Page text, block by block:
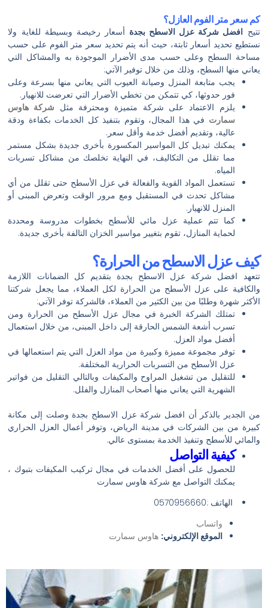
كم سعر متر الفوم العازل؟
تتيح افضل شركة عزل الاسطح بجدة أسعار رخيصة وبسيطة للغاية ولا
نستطيع تحديد أسعار ثابتة، حيث أنه يتم تحديد سعر متر الفوم على حسب
مساحة السطح وعلى حسب مدى الأضرار الموجودة به والمشاكل التي
يعاني منها السطح، وذلك من خلال توفير الآتي:
يجب متابعة المنزل وصيانة العيوب التي يعاني منها بسرعة وعلى
فور حدوثها، كي تتمكن من تخطي الأضرار التي تعرضت للانهيار.
يلزم الاعتماد على شركة متميزة ومحترفة مثل شركة هاوس
سمارت في هذا المجال، وتقوم بتنفيذ كل الخدمات بكفاءة ودقة
عالية، وتقديم أفضل خدمة وأقل سعر.
يمكنك تبديل كل المواسير المكسورة بأخرى جديدة بشكل مستمر
مما تقلل من التكاليف، في النهاية تخلصك من مشاكل تسربات
المياه.
تستعمل المواد القوية والفعالة في عزل الأسطح حتى تقلل من أي
مشاكل تحدث في المستقبل ومع مرور الوقت وتعرض المبنى أو
المنزل للانهيار.
كما تتم عملية عزل مائي للأسطح بخطوات مدروسة ومحددة
لحماية المنازل، تقوم بتغيير مواسير الخزان التالفة بأخرى جديدة.
كيف عزل الاسطح من الحرارة؟
تتعهد افضل شركة عزل الاسطح بجدة بتقديم كل الضمانات اللازمة
والكافية على عزل الأسطح من الحرارة لكل العملاء، مما يجعل شركتنا
الأكثر شهرة وطلبًا من بين الكثير من العملاء، فالشركة توفر الآتي:
تمتلك الشركة الخبرة في مجال عزل الأسطح من الحرارة ومن
تسرب أشعة الشمس الحارقة إلى داخل المبنى، من خلال استعمال
أفضل مواد العزل.
توفر مجموعة مميزة وكبيرة من مواد العزل التي يتم استعمالها في
عزل الأسطح من التسربات الحرارية المختلفة.
للتقليل من تشغيل المراوح والمكيفات وبالتالي التقليل من فواتير
الشهرية التي يعاني منها أصحاب المنازل والفلل.
من الجدير بالذكر أن افضل شركة عزل الاسطح بجدة وصلت إلى مكانة
كبيرة من بين الشركات في مدينة الرياض، وتوفر أعمال العزل الحراري
والمائي للأسطح وتنفيذ الخدمة بمستوى عالي.
كيفية التواصل
للحصول على أفضل الخدمات في مجال تركيب المكيفات بتبوك ،
يمكنك التواصل مع شركة هاوس سمارت
الهاتف :0570956660
واتساب
الموقع الإلكتروني: هاوس سمارت